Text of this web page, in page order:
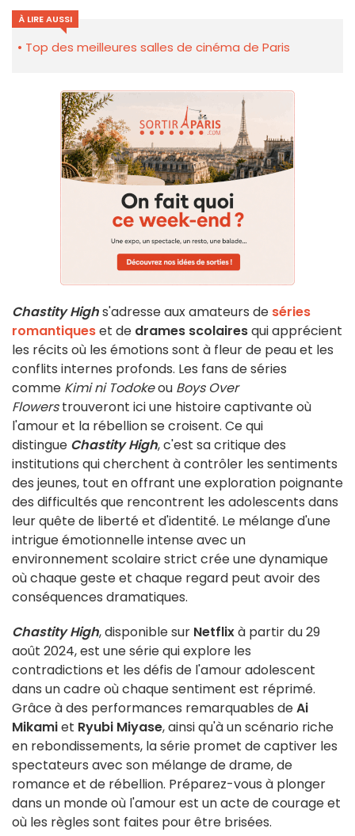
À LIRE AUSSI
Top des meilleures salles de cinéma de Paris
Chastity Highs'adresse aux amateurs de séries
romantiqueset de drames scolairesqui apprécient
les récits où les émotions sont à fleur de peau et les
conflits internes profonds. Les fans de séries
comme Kimi ni Todokeou Boys Over
Flowerstrouveront ici une histoire captivante où
l'amour et la rébellion se croisent. Ce qui
distingue Chastity High, c'est sa critique des
institutions qui cherchent à contrôler les sentiments
des jeunes, tout en offrant une exploration poignante
des difficultés que rencontrent les adolescents dans
leur quête de liberté et d'identité. Le mélange d'une
intrigue émotionnelle intense avec un
environnement scolaire strict crée une dynamique
où chaque geste et chaque regard peut avoir des
conséquences dramatiques.
Chastity High, disponible sur Netflixà partir du 29
août 2024, est une série qui explore les
contradictions et les défis de l'amour adolescent
dans un cadre où chaque sentiment est réprimé.
Grâce à des performances remarquables deAi
Mikamiet Ryubi Miyase, ainsi qu'à un scénario riche
en rebondissements, la série promet de captiver les
spectateurs avec son mélange de drame, de
romance et de rébellion. Préparez-vous à plonger
dans un monde où l'amour est un acte de courage et
où les règles sont faites pour être brisées.